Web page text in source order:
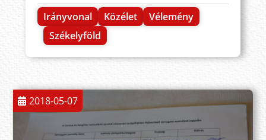
Irányvonal Közélet
Vélemény
Székelyföld
2018-05-07